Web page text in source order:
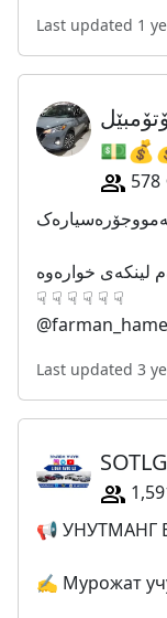
Last updated 1
578
لینکەی خوارەوە
☟ ☟ ☟ ☟ ☟ ☟
Last updated 3
📢 УНУТМАНГ
✍️ Мурожат